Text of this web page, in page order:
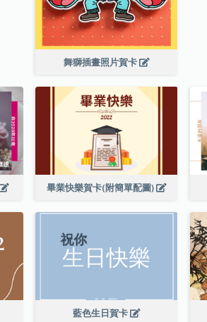
舞獅插畫照片賀卡
畢業快樂賀卡(附簡單配圖)
藍色生日賀卡